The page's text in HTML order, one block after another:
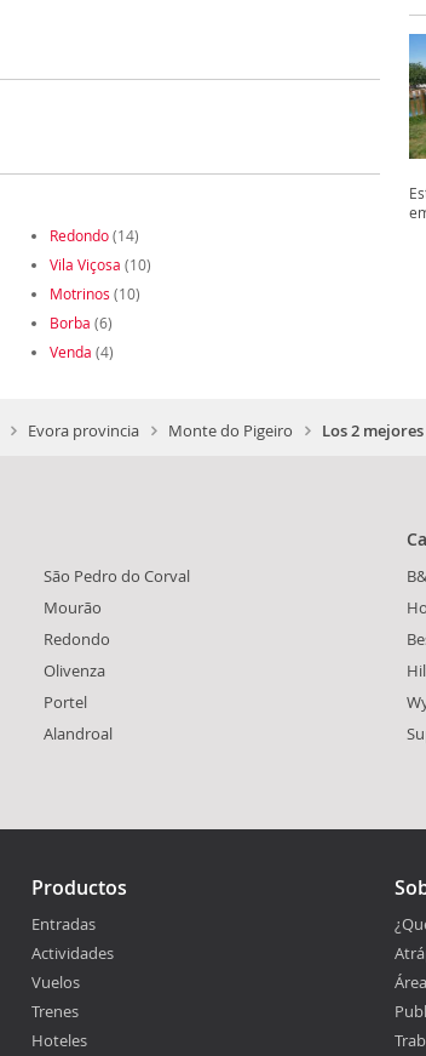
Redondo(14)
Vila Viçosa (10)
Motrinos (10)
Borba (6)
Venda (4)
Evora provincia Monte do Pigeiro Los 2
São Pedro do Corval
Mourão
Redondo
Olivenza
Portel
Alandroal
Productos
Entradas
Actividades
Vuelos
Trenes
Hoteles